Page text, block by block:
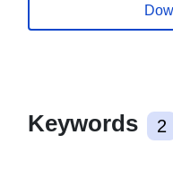
Keywords 2